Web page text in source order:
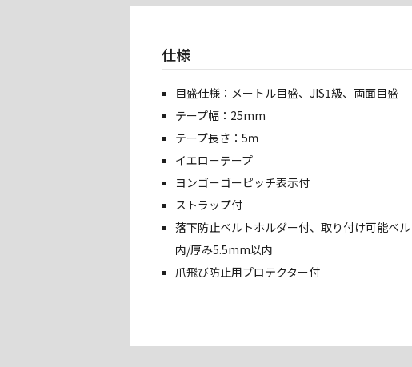
仕様
目盛仕様：メートル目盛、JIS1級、両面目盛
テープ幅：25mm
テープ長さ：5ｍ
イエローテープ
ヨンゴーゴーピッチ表示付
ストラップ付
落下防止ベルトホルダー付、取り付け可能ベ
内/厚み5.5mm以内
爪飛び防止用プロテクター付